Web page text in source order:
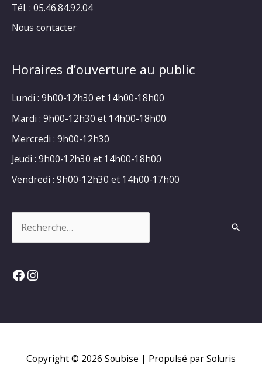
Tél. : 05.46.84.92.04
Nous contacter
Horaires d’ouverture au public
Lundi : 9h00-12h30 et 14h00-18h00
Mardi : 9h00-12h30 et 14h00-18h00
Mercredi : 9h00-12h30
Jeudi : 9h00-12h30 et 14h00-18h00
Vendredi : 9h00-12h30 et 14h00-17h00
Facebook
Instagram
Copyright © 2026 Soubise | Propulsé par Soluris